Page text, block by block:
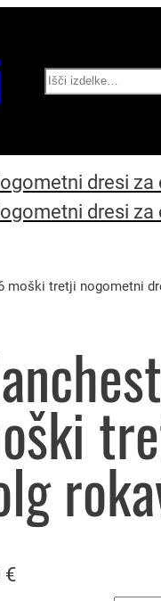
Search
dresi za
dresi za
moški tretji nogometni
€